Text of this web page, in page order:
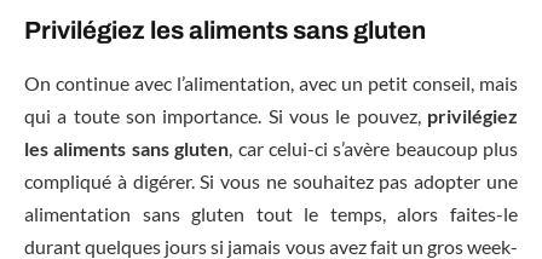
Privilégiez les aliments sans gluten
On continue avec l’alimentation, avec un petit conseil, mais
qui a toute son importance. Si vous le pouvez, privilégiez
les aliments sans gluten, car celui-ci s’avère beaucoup plus
compliqué à digérer. Si vous ne souhaitez pas adopter une
alimentation sans gluten tout le temps, alors faites-le
durant quelques jours si jamais vous avez fait un gros week-